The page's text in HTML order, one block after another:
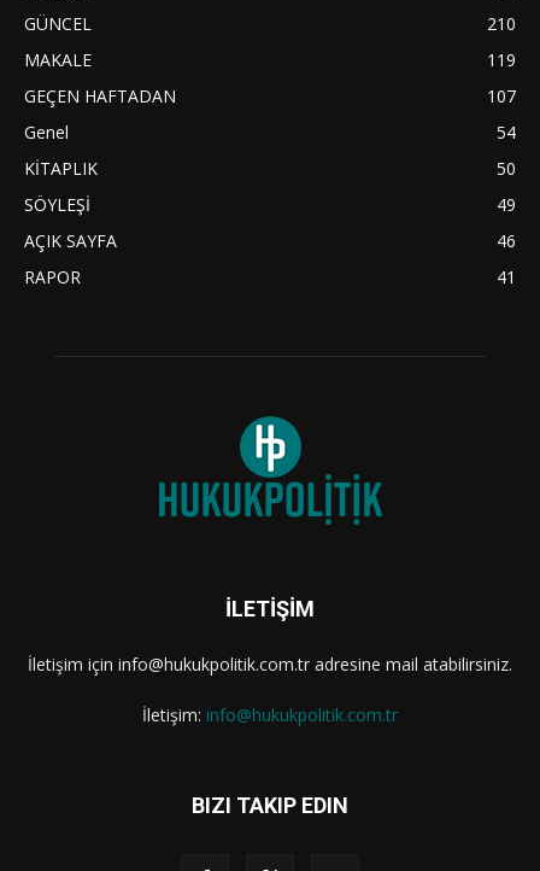
GÜNCEL
210
MAKALE
119
GEÇEN HAFTADAN
107
Genel
54
KİTAPLIK
50
SÖYLEŞİ
49
AÇIK SAYFA
46
RAPOR
41
İLETİŞİM
İletişim için info@hukukpolitik.com.tr adresine mail atabilirsiniz.
İletişim: info@hukukpolitik.com.tr
BIZI TAKIP EDIN